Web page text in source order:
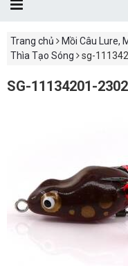
Trang chủ
Mồi Câu Lure,
Thìa Tạo Sóng
sg-
SG-11134201-